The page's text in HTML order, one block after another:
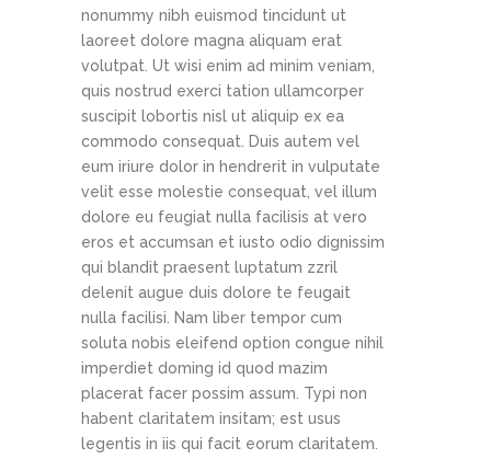
nonummy nibh euismod tincidunt ut
laoreet dolore magna aliquam erat
volutpat. Ut wisi enim ad minim veniam,
quis nostrud exerci tation ullamcorper
suscipit lobortis nisl ut aliquip ex ea
commodo consequat. Duis autem vel
eum iriure dolor in hendrerit in vulputate
velit esse molestie consequat, vel illum
dolore eu feugiat nulla facilisis at vero
eros et accumsan et iusto odio dignissim
qui blandit praesent luptatum zzril
delenit augue duis dolore te feugait
nulla facilisi. Nam liber tempor cum
soluta nobis eleifend option congue nihil
imperdiet doming id quod mazim
placerat facer possim assum. Typi non
habent claritatem insitam; est usus
legentis in iis qui facit eorum claritatem.